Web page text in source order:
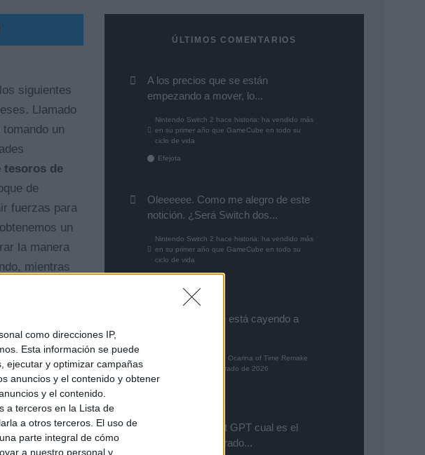
como direcciones IP,
Esta información se puede
ejecutar y optimizar campañas
anuncios y el contenido y obtener
y el contenido.
a terceros en la Lista de
a otros terceros. El uso de
parte integral de cómo
a nuestro personal y
siguientes
Llamado
un
tesoros de
de
fuerzas para
un
la manera
mientras
sus propias
ÚLTIMOS COMENTARIOS
A los precios que se están
empezando a mover, lo...
Nintendo Switch 2 hace historia: ha vendido más
en su primer año que GameCube en todo su
ciclo de vida
Efejota
Oleeeeee. Como me alegro de este
notición. ¿Será Switch dos...
Nintendo Switch 2 hace historia: ha vendido más
en su primer año que GameCube en todo su
ciclo de vida
Gutur 89
Aún con la que le está cayendo a
The Legend of Zelda: Ocarina of Time Remake
es el juego más esperado de 2026
Preguntale a chat GPT cual es el
guego mas esparado...